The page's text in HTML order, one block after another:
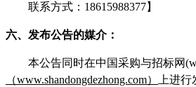
联系方式： 18615988377】
六、 发布公告的媒介：
本公告同时在中国采购与招标网
（www.shandongdezhong.com） 上进行